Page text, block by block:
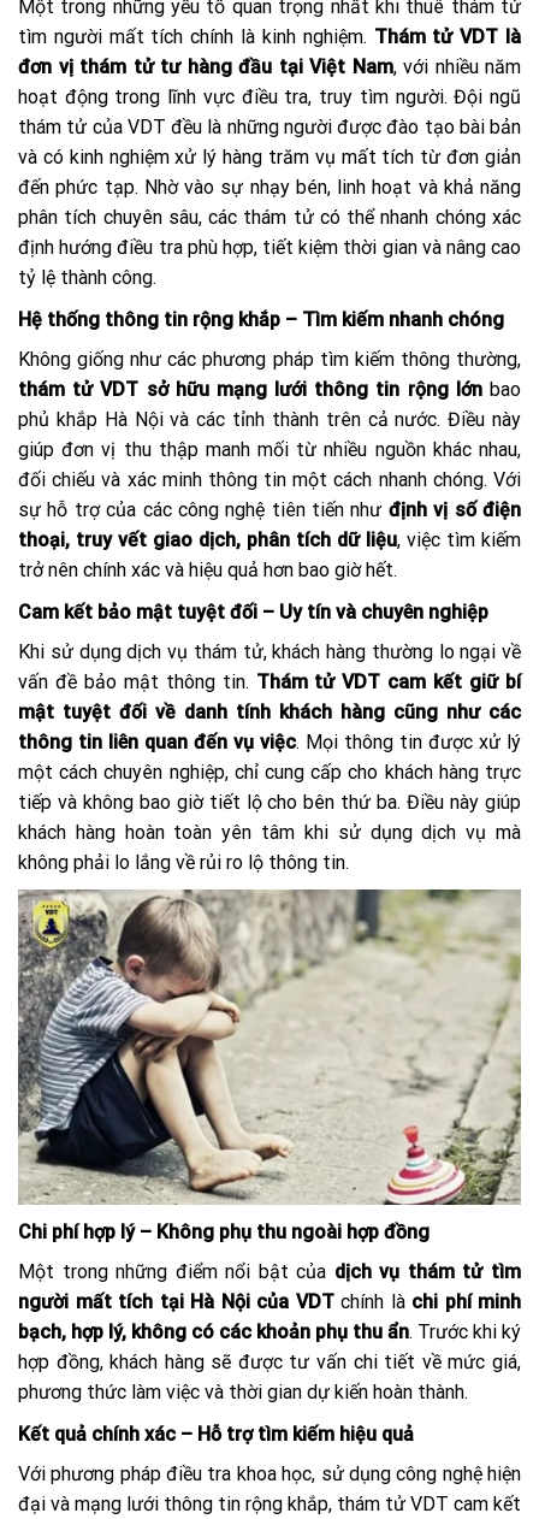
Một trong những yếu tố quan trọng nhất khi thuê thám tử
tìm người mất tích chính là kinh nghiệm. Thám tử VDT là
đơn vị thám tử tư hàng đầu tại Việt Nam, với nhiều năm
hoạt động trong lĩnh vực điều tra, truy tìm người. Đội ngũ
thám tử của VDT đều là những người được đào tạo bài bản
và có kinh nghiệm xử lý hàng trăm vụ mất tích từ đơn giản
đến phức tạp. Nhờ vào sự nhạy bén, linh hoạt và khả năng
phân tích chuyên sâu, các thám tử có thể nhanh chóng xác
định hướng điều tra phù hợp, tiết kiệm thời gian và nâng cao
tỷ lệ thành công.
Hệ thống thông tin rộng khắp – Tìm kiếm nhanh chóng
Không giống như các phương pháp tìm kiếm thông thường,
thám tử VDT sở hữu mạng lưới thông tin rộng lớnbao
phủ khắp Hà Nội và các tỉnh thành trên cả nước. Điều này
giúp đơn vị thu thập manh mối từ nhiều nguồn khác nhau,
đối chiếu và xác minh thông tin một cách nhanh chóng. Với
sự hỗ trợ của các công nghệ tiên tiến như định vị số điện
thoại, truy vết giao dịch, phân tích dữ liệu, việc tìm kiếm
trở nên chính xác và hiệu quả hơn bao giờ hết.
Cam kết bảo mật tuyệt đối – Uy tín và chuyên nghiệp
Khi sử dụng dịch vụ thám tử, khách hàng thường lo ngại về
vấn đề bảo mật thông tin. Thám tử VDT cam kết giữ bí
mật tuyệt đối về danh tính khách hàng cũng như các
thông tin liên quan đến vụ việc. Mọi thông tin được xử lý
một cách chuyên nghiệp, chỉ cung cấp cho khách hàng trực
tiếp và không bao giờ tiết lộ cho bên thứ ba. Điều này giúp
khách hàng hoàn toàn yên tâm khi sử dụng dịch vụ mà
không phải lo lắng về rủi ro lộ thông tin.
Chi phí hợp lý – Không phụ thu ngoài hợp đồng
Một trong những điểm nổi bật của dịch vụ thám tử tìm
người mất tích tại Hà Nội của VDTchính là chi phí minh
bạch, hợp lý, không có các khoản phụ thu ẩn. Trước khi ký
hợp đồng, khách hàng sẽ được tư vấn chi tiết về mức giá,
phương thức làm việc và thời gian dự kiến hoàn thành.
Kết quả chính xác – Hỗ trợ tìm kiếm hiệu quả
Với phương pháp điều tra khoa học, sử dụng công nghệ hiện
đại và mạng lưới thông tin rộng khắp, thám tử VDT cam kết